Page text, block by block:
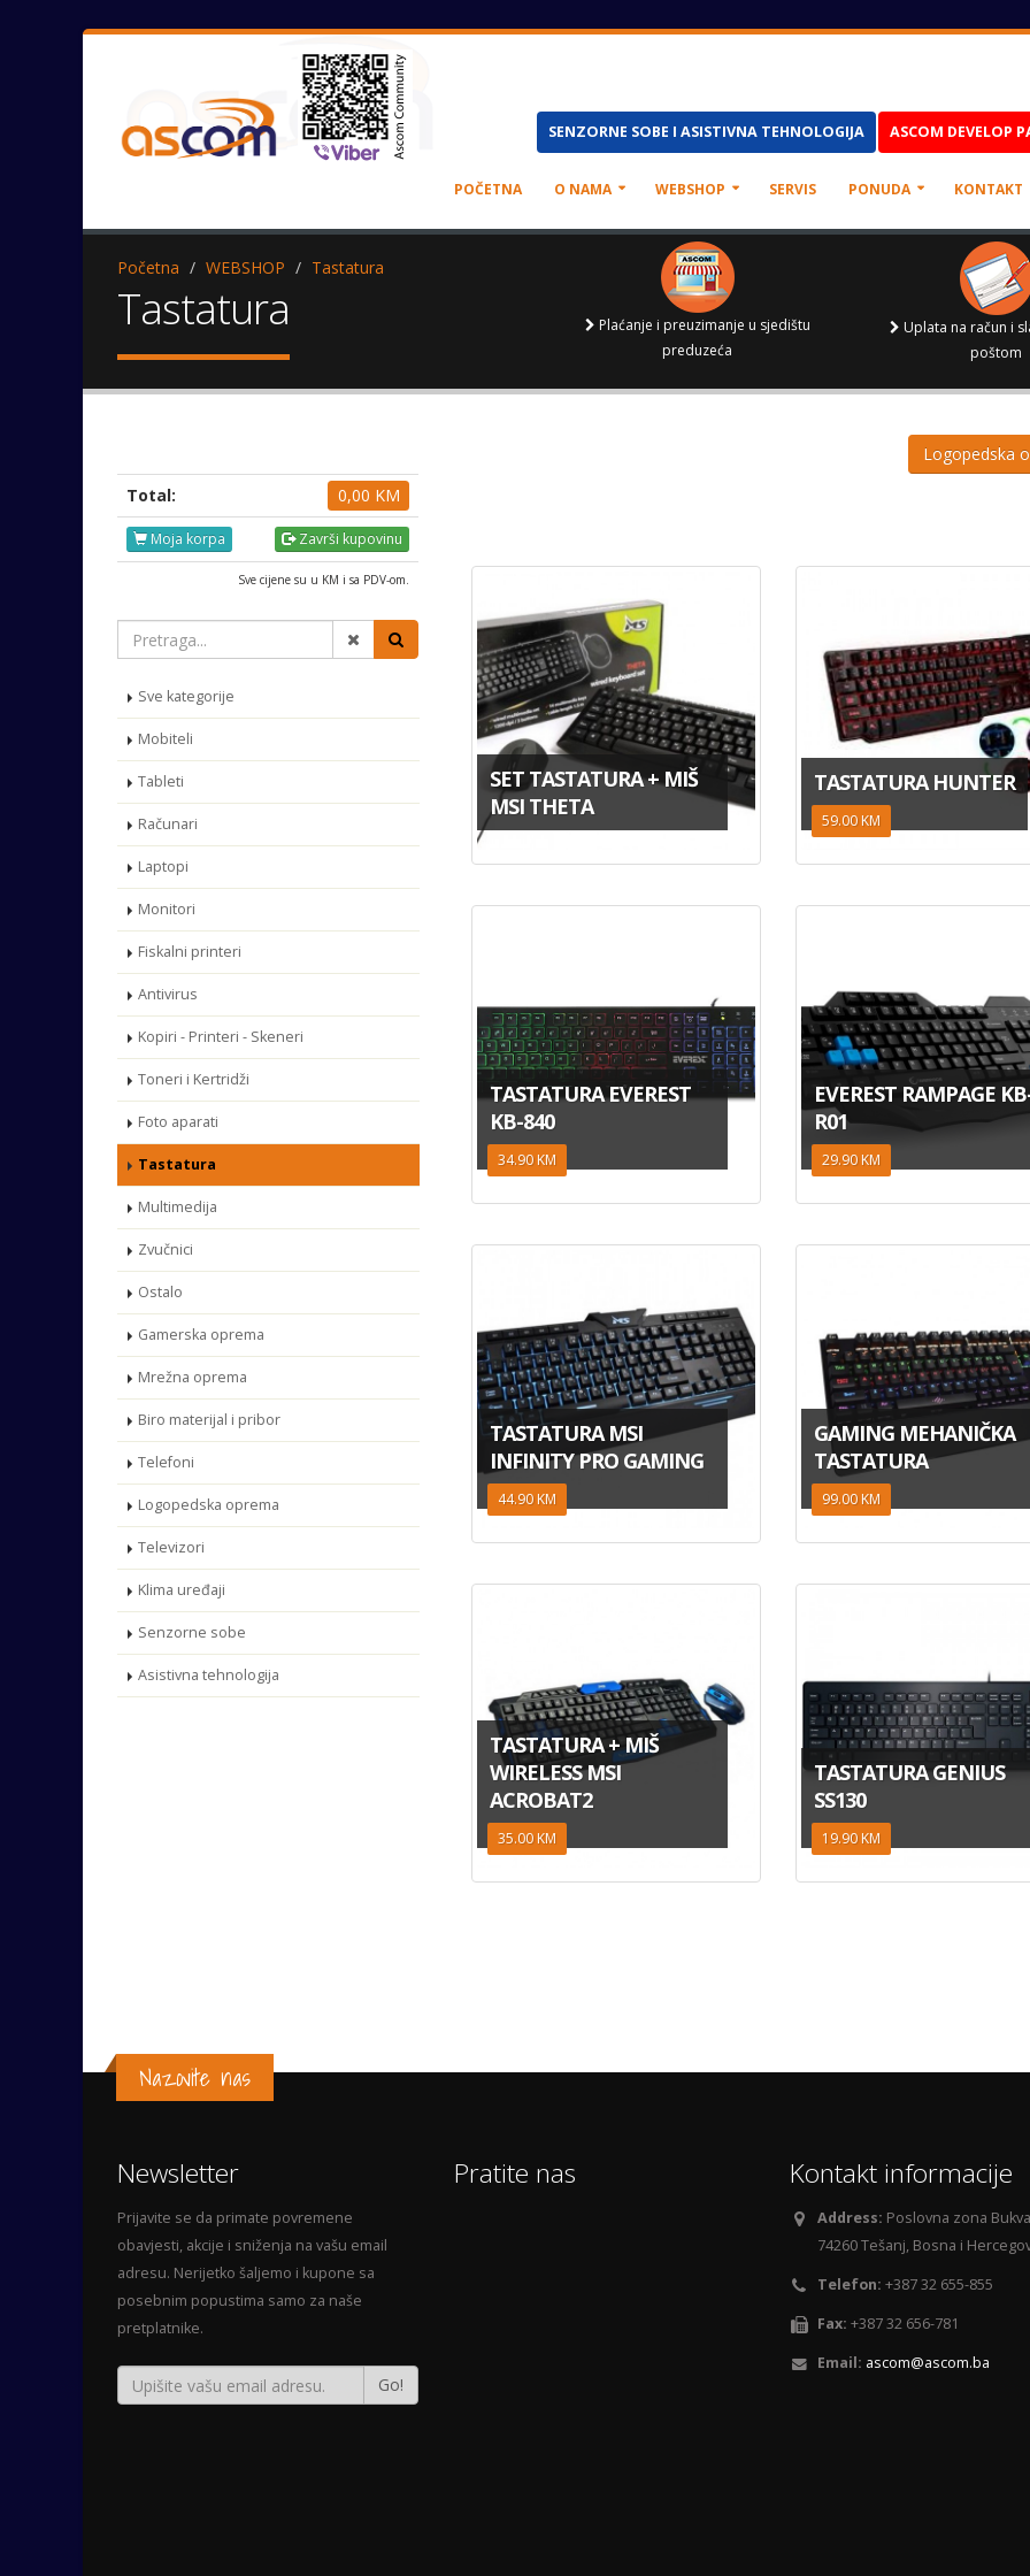
SENZORNE SOBE I ASISTIVNA TEHNOLOGIJA ASCOM DEVELOP
POČETNA O NAMA WEBSHOP SERVIS PONUDA KONTAKT
Početna WEBSHOP Tastatura
Tastatura
Plaćanje i preuzimanje u sjedištu
preduzeća
Uplata na račun i
poštom
Logopedska
Total:
0,00 KM
Moja korpa Završi kupovinu
Sve cijene su u KM i sa PDV-om.
Sve kategorije
Mobiteli
Tableti
Računari
Laptopi
Monitori
Fiskalni printeri
Antivirus
Kopiri - Printeri - Skeneri
Toneri i Kertridži
Foto aparati
Tastatura
Multimedija
Zvučnici
Ostalo
Gamerska oprema
Mrežna oprema
Biro materijal i pribor
Telefoni
Logopedska oprema
Televizori
Klima uređaji
Senzorne sobe
Asistivna tehnologija
SET TASTATURA + MIŠ
MSI THETA
TASTATURA HUNTER
59.00 KM
TASTATURA EVEREST
KB-840
34.90 KM
EVEREST RAMPAGE
R01
29.90 KM
TASTATURA MSI
INFINITY PRO GAMING
44.90 KM
GAMING MEHANIČKA
TASTATURA
99.00 KM
TASTATURA + MIŠ
WIRELESS MSI
ACROBAT2
35.00 KM
TASTATURA GENIUS
SS130
19.90 KM
Nazovite nas
Newsletter
Prijavite se da primate povremene
obavjesti, akcije i sniženja na vašu email
adresu. Nerijetko šaljemo i kupone sa
posebnim popustima samo za naše
pretplatnike.
Go!
Pratite nas Kontakt informacije
Address: Poslovna zona
74260 Tešanj, Bosna i
Telefon: +387 32 655-855
Fax: +387 32 656-781
Email: ascom@ascom.ba